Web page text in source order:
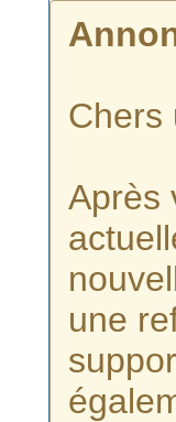
Chers
Après
une